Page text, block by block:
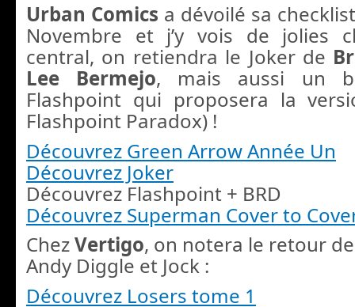
Urban Comics a dévoilé sa
Novembre et j’y vois de jolies
central, on retiendra le Joker de
Lee Bermejo, mais aussi un
Flashpoint qui proposera la
Flashpoint Paradox) !
Découvrez Green Arrow Année Un
Découvrez Joker
Découvrez Flashpoint + BRD
Découvrez Superman Cover to
ChezVertigo, on notera le retour
Andy Diggle et Jock :
Découvrez Losers tome 1